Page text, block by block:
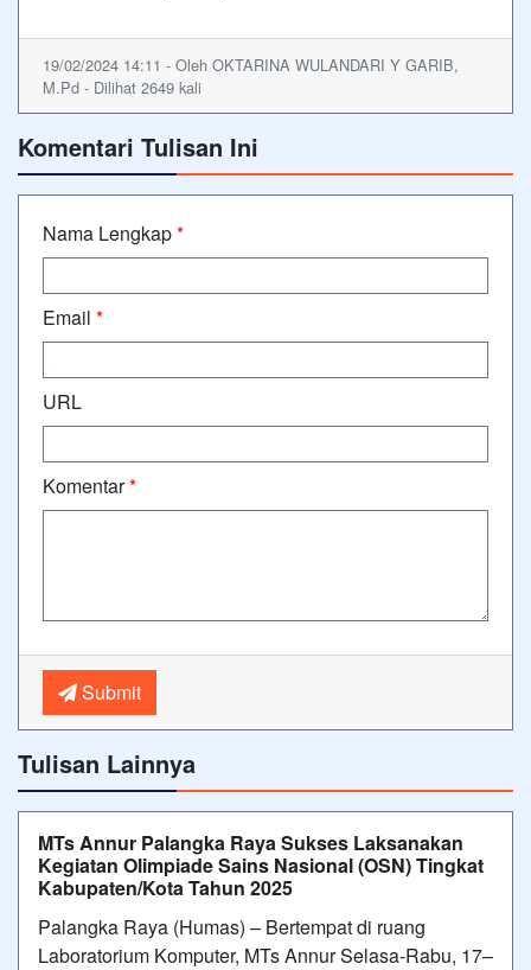
19/02/2024 14:11 - Oleh OKTARINA WULANDARI Y GARIB,
M.Pd - Dilihat 2649 kali
Komentari Tulisan Ini
Nama Lengkap*
Email *
URL
Komentar*
Submit
Tulisan Lainnya
MTs Annur Palangka Raya Sukses Laksanakan
Kegiatan Olimpiade Sains Nasional (OSN) Tingkat
Kabupaten/Kota Tahun 2025
Palangka Raya (Humas) – Bertempat di ruang
Laboratorium Komputer, MTs Annur Selasa-Rabu, 17–